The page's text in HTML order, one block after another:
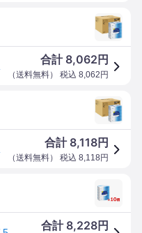
合計 8,062 円
（送料無料） 税込 8,062 円
合計 8,118円
（送料無料） 税込 8,118 円
合計 8,228円